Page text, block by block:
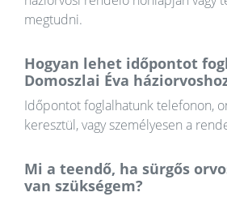
megtudni.
Hogyan lehet időpontot
Domoszlai Éva
Időpontot foglalhatunk telefonon,
keresztül, vagy személyesen a
Mi a teendő, ha sürgős
van szükségem?